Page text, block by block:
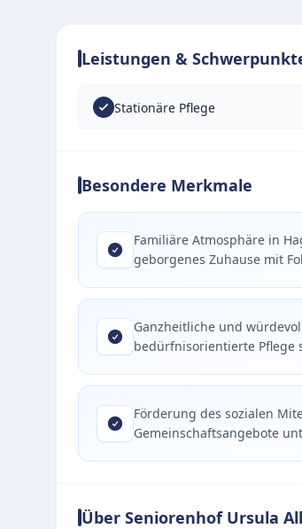
Leistungen &
Stationäre Pflege
Besondere Merkmale
Familiäre Atmosphäre in
geborgenes Zuhause mit
Ganzheitliche und
bedürfnisorientierte Pflege
Förderung des sozialen
Gemeinschaftsangebote
Über Seniorenhof Ursula